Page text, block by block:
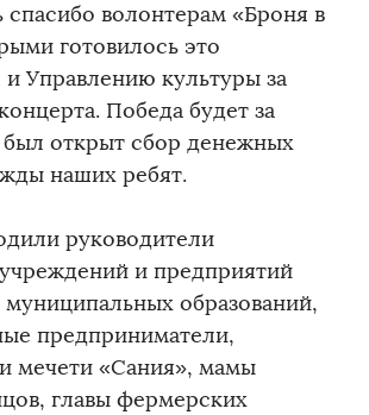
спасибо волонтерам «Броня в
готовилось это
Управлению культуры за
Победа будет за
открыт сбор денежных
наших ребят.
руководители
и предприятий
муниципальных образований,
предприниматели,
мечети «Сания», мамы
главы фермерских